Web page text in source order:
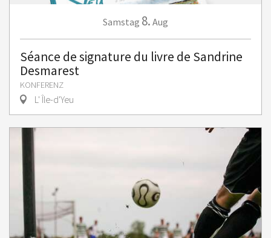
Samstag 8. Aug
Séance de signature du livre de Sandrine
Desmarest
KONFERENZ
L' Île-d'Yeu